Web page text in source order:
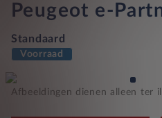
Peugeot e-
Standaard
Voorraad
Afbeeldingen dienen alleen ter